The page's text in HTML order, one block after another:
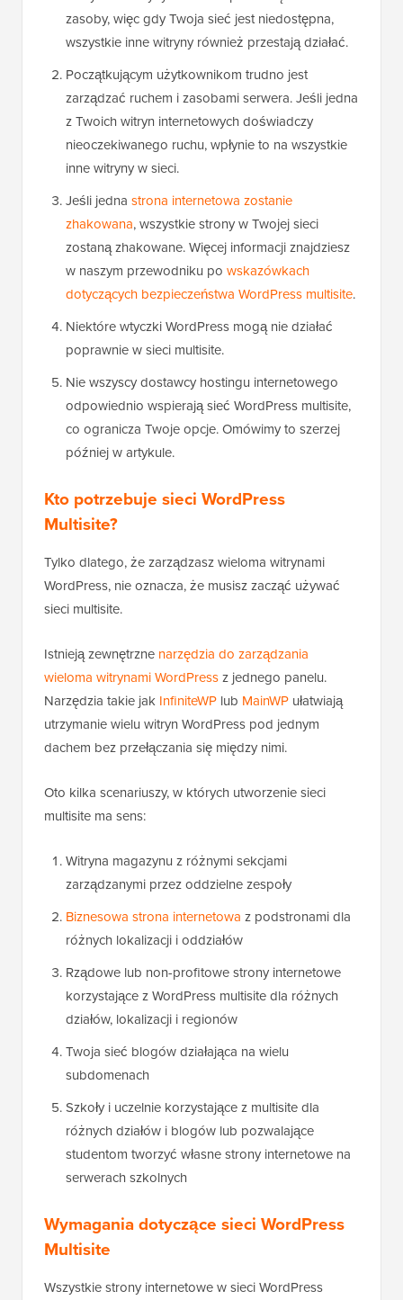
zasoby, więc gdy Twoja sieć jest niedostępna,
wszystkie inne witryny również przestają działać.
Początkującym użytkownikom trudno jest
zarządzać ruchem i zasobami serwera. Jeśli jedna
z Twoich witryn internetowych doświadczy
nieoczekiwanego ruchu, wpłynie to na wszystkie
inne witryny w sieci.
Jeśli jedna strona internetowa zostanie
zhakowana, wszystkie strony w Twojej sieci
zostaną zhakowane. Więcej informacji znajdziesz
w naszym przewodniku po wskazówkach
dotyczących bezpieczeństwa WordPress multisite.
Niektóre wtyczki WordPress mogą nie działać
poprawnie w sieci multisite.
Nie wszyscy dostawcy hostingu internetowego
odpowiednio wspierają sieć WordPress multisite,
co ogranicza Twoje opcje. Omówimy to szerzej
później w artykule.
Kto potrzebuje sieci WordPress
Multisite?
Tylko dlatego, że zarządzasz wieloma witrynami
WordPress, nie oznacza, że musisz zacząć używać
sieci multisite.
Istnieją zewnętrzne narzędzia do zarządzania
wieloma witrynami WordPressz jednego panelu.
Narzędzia takie jak InfiniteWP lub MainWP ułatwiają
utrzymanie wielu witryn WordPress pod jednym
dachem bez przełączania się między nimi.
Oto kilka scenariuszy, w których utworzenie sieci
multisite ma sens:
Witryna magazynu z różnymi sekcjami
zarządzanymi przez oddzielne zespoły
Biznesowa strona internetowa z podstronami dla
różnych lokalizacji i oddziałów
Rządowe lub non-profitowe strony internetowe
korzystające z WordPress multisite dla różnych
działów, lokalizacji i regionów
Twoja sieć blogów działająca na wielu
subdomenach
Szkoły i uczelnie korzystające z multisite dla
różnych działów i blogów lub pozwalające
studentom tworzyć własne strony internetowe na
serwerach szkolnych
Wymagania dotyczące sieci WordPress
Multisite
Wszystkie strony internetowe w sieci WordPress